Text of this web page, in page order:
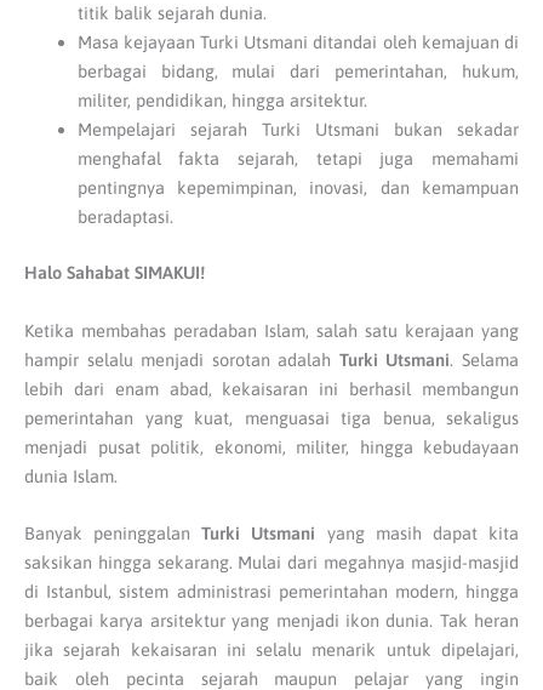
titik balik sejarah dunia.
Masa kejayaan Turki Utsmani ditandai oleh kemajuan di
berbagai bidang, mulai dari pemerintahan, hukum,
militer, pendidikan, hingga arsitektur.
Mempelajari sejarah Turki Utsmani bukan sekadar
menghafal fakta sejarah, tetapi juga memahami
pentingnya kepemimpinan, inovasi, dan kemampuan
beradaptasi.
Halo Sahabat SIMAKUI!
Ketika membahas peradaban Islam, salah satu kerajaan yang
hampir selalu menjadi sorotan adalah Turki Utsmani. Selama
lebih dari enam abad, kekaisaran ini berhasil membangun
pemerintahan yang kuat, menguasai tiga benua, sekaligus
menjadi pusat politik, ekonomi, militer, hingga kebudayaan
dunia Islam.
Banyak peninggalanTurki Utsmani yang masih dapat kita
saksikan hingga sekarang. Mulai dari megahnya masjid-masjid
di Istanbul, sistem administrasi pemerintahan modern, hingga
berbagai karya arsitektur yang menjadi ikon dunia. Tak heran
jika sejarah kekaisaran ini selalu menarik untuk dipelajari,
baik oleh pecinta sejarah maupun pelajar yang ingin